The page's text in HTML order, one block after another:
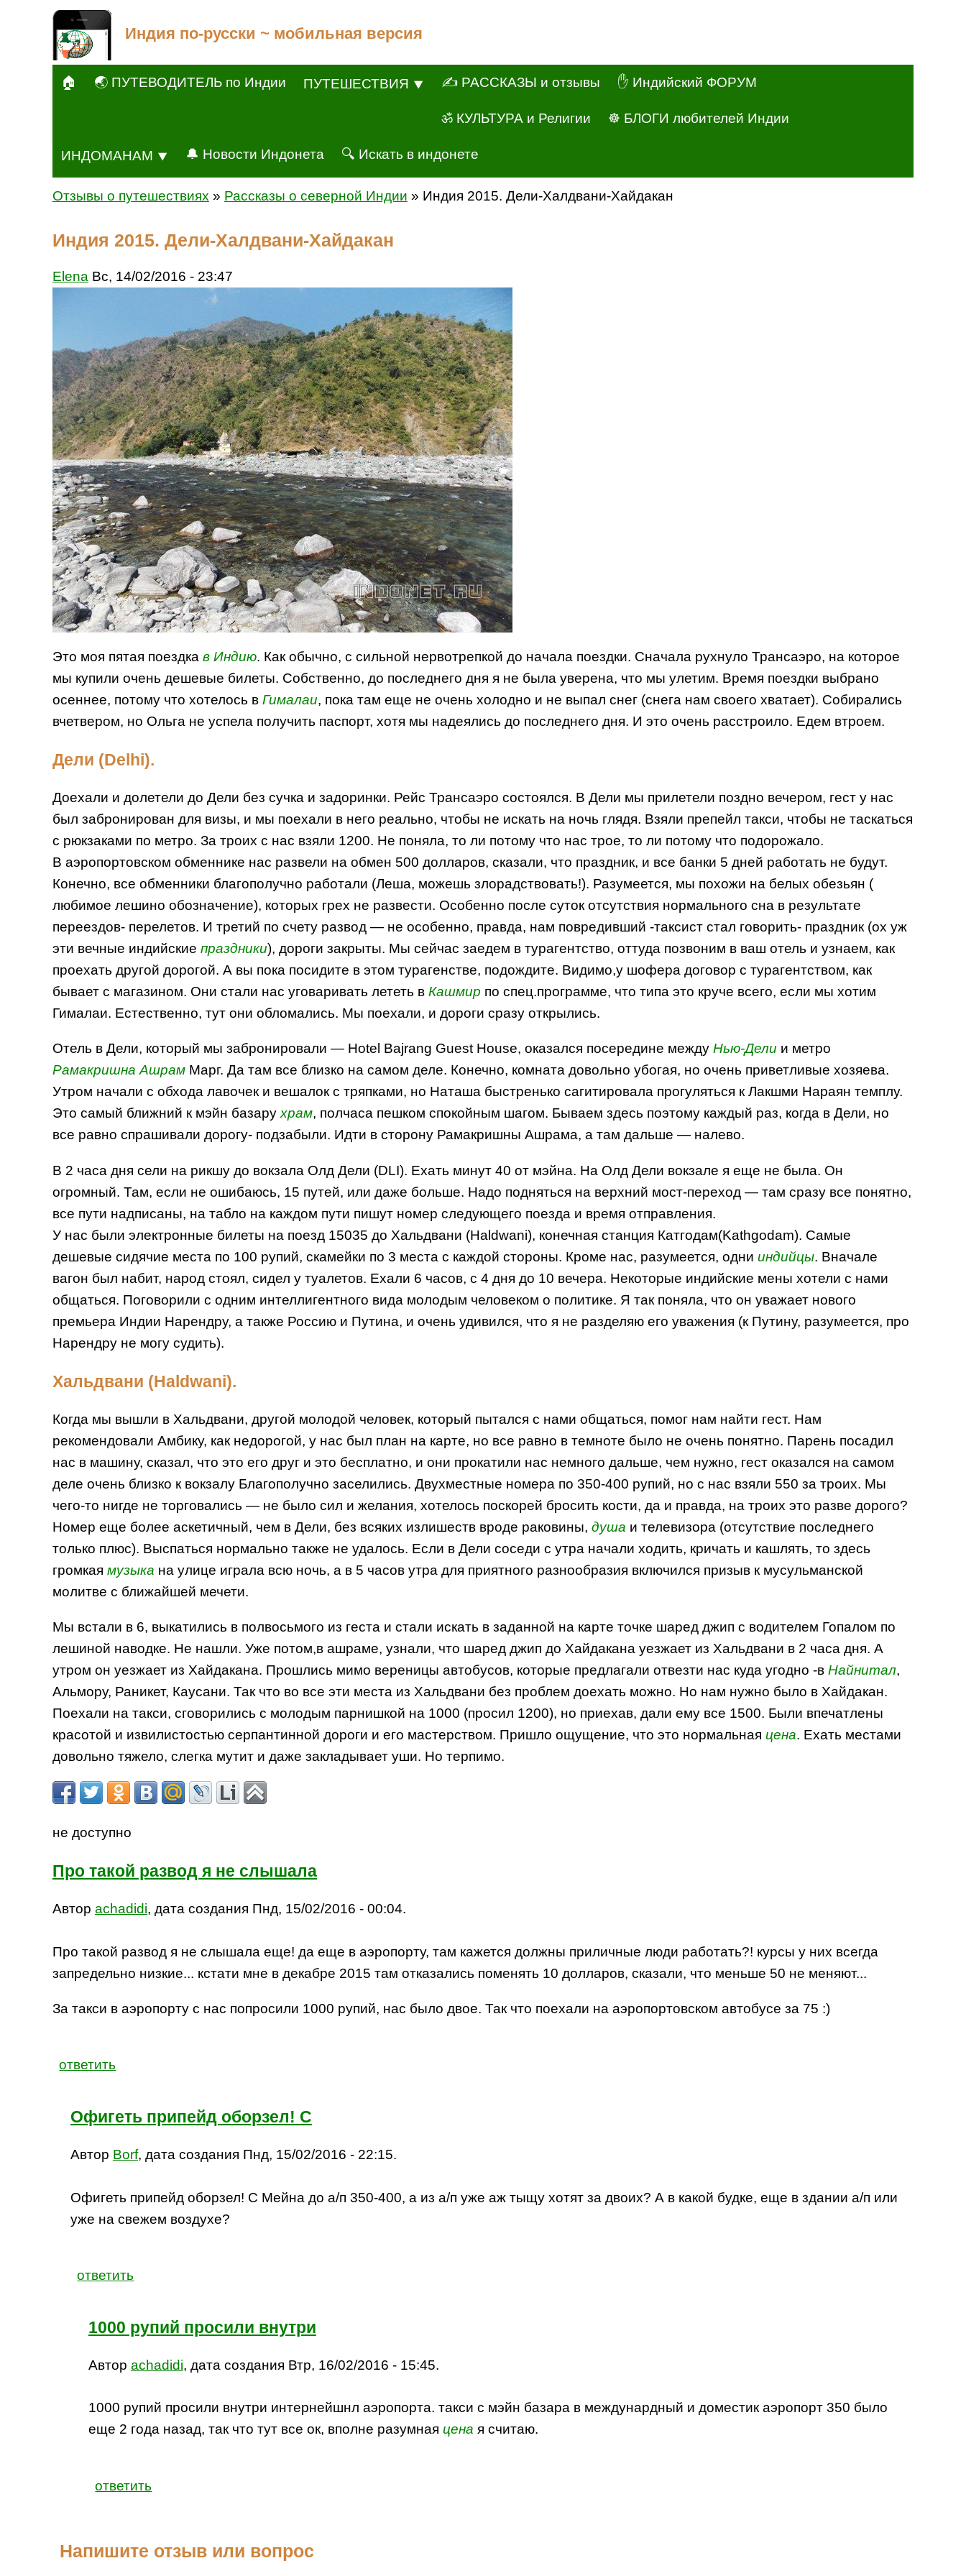
Индия по-русски ~ мобильная версия
🏠 🌏 ПУТЕВОДИТЕЛЬ по Индии ПУТЕШЕСТВИЯ ⯆ ✍ РАССКАЗЫ и отзывы ✋ Индийский ФОРУМ
ॐ КУЛЬТУРА и Религии ☸ БЛОГИ любителей Индии
ИНДОМАНАМ ⯆ 🔔 Новости Индонета 🔍 Искать в индонете
Отзывы о путешествиях » Рассказы о северной Индии » Индия 2015. Дели-Халдвани-Хайдакан
Индия 2015. Дели-Халдвани-Хайдакан
Elena Вс, 14/02/2016 - 23:47
Это моя пятая поездка в Индию. Как обычно, с сильной нервотрепкой до начала поездки. Сначала рухнуло Трансаэро, на которое
мы купили очень дешевые билеты. Собственно, до последнего дня я не была уверена, что мы улетим. Время поездки выбрано
осеннее, потому что хотелось в Гималаи, пока там еще не очень холодно и не выпал снег (снега нам своего хватает). Собирались
вчетвером, но Ольга не успела получить паспорт, хотя мы надеялись до последнего дня. И это очень расстроило. Едем втроем.
Дели (Delhi).
Доехали и долетели до Дели без сучка и задоринки. Рейс Трансаэро состоялся. В Дели мы прилетели поздно вечером, гест у нас
был забронирован для визы, и мы поехали в него реально, чтобы не искать на ночь глядя. Взяли препейл такси, чтобы не таскаться
с рюкзаками по метро. За троих с нас взяли 1200. Не поняла, то ли потому что нас трое, то ли потому что подорожало.
В аэропортовском обменнике нас развели на обмен 500 долларов, сказали, что праздник, и все банки 5 дней работать не будут.
Конечно, все обменники благополучно работали (Леша, можешь злорадствовать!). Разумеется, мы похожи на белых обезьян (
любимое лешино обозначение), которых грех не развести. Особенно после суток отсутствия нормального сна в результате
переездов- перелетов. И третий по счету развод — не особенно, правда, нам повредивший -таксист стал говорить- праздник (ох уж
эти вечные индийские праздники), дороги закрыты. Мы сейчас заедем в турагентство, оттуда позвоним в ваш отель и узнаем, как
проехать другой дорогой. А вы пока посидите в этом турагенстве, подождите. Видимо,у шофера договор с турагентством, как
бывает с магазином. Они стали нас уговаривать лететь в Кашмир по спец.программе, что типа это круче всего, если мы хотим
Гималаи. Естественно, тут они обломались. Мы поехали, и дороги сразу открылись.
Отель в Дели, который мы забронировали — Hotel Bajrang Guest House, оказался посередине между Нью-Дели и метро
Рамакришна АшрамМарг. Да там все близко на самом деле. Конечно, комната довольно убогая, но очень приветливые хозяева.
Утром начали с обхода лавочек и вешалок с тряпками, но Наташа быстренько сагитировала прогуляться к Лакшми Нараян темплу.
Это самый ближний к мэйн базарухрам, полчаса пешком спокойным шагом. Бываем здесь поэтому каждый раз, когда в Дели, но
все равно спрашивали дорогу- подзабыли. Идти в сторону Рамакришны Ашрама, а там дальше — налево.
В 2 часа дня сели на рикшу до вокзала Олд Дели (DLI). Ехать минут 40 от мэйна. На Олд Дели вокзале я еще не была. Он
огромный. Там, если не ошибаюсь, 15 путей, или даже больше. Надо подняться на верхний мост-переход — там сразу все понятно,
все пути надписаны, на табло на каждом пути пишут номер следующего поезда и время отправления.
У нас были электронные билеты на поезд 15035 до Хальдвани (Haldwani), конечная станция Катгодам(Kathgodam). Самые
дешевые сидячие места по 100 рупий, скамейки по 3 места с каждой стороны. Кроме нас, разумеется, одни индийцы. Вначале
вагон был набит, народ стоял, сидел у туалетов. Ехали 6 часов, с 4 дня до 10 вечера. Некоторые индийские мены хотели с нами
общаться. Поговорили с одним интеллигентного вида молодым человеком о политике. Я так поняла, что он уважает нового
премьера Индии Нарендру, а также Россию и Путина, и очень удивился, что я не разделяю его уважения (к Путину, разумеется, про
Нарендру не могу судить).
Хальдвани (Haldwani).
Когда мы вышли в Хальдвани, другой молодой человек, который пытался с нами общаться, помог нам найти гест. Нам
рекомендовали Амбику, как недорогой, у нас был план на карте, но все равно в темноте было не очень понятно. Парень посадил
нас в машину, сказал, что это его друг и это бесплатно, и они прокатили нас немного дальше, чем нужно, гест оказался на самом
деле очень близко к вокзалу Благополучно заселились. Двухместные номера по 350-400 рупий, но с нас взяли 550 за троих. Мы
чего-то нигде не торговались — не было сил и желания, хотелось поскорей бросить кости, да и правда, на троих это разве дорого?
Номер еще более аскетичный, чем в Дели, без всяких излишеств вроде раковины, душа и телевизора (отсутствие последнего
только плюс). Выспаться нормально также не удалось. Если в Дели соседи с утра начали ходить, кричать и кашлять, то здесь
громкая музыка на улице играла всю ночь, а в 5 часов утра для приятного разнообразия включился призыв к мусульманской
молитве с ближайшей мечети.
Мы встали в 6, выкатились в полвосьмого из геста и стали искать в заданной на карте точке шаред джип с водителем Гопалом по
лешиной наводке. Не нашли. Уже потом,в ашраме, узнали, что шаред джип до Хайдакана уезжает из Хальдвани в 2 часа дня. А
утром он уезжает из Хайдакана. Прошлись мимо вереницы автобусов, которые предлагали отвезти нас куда угодно -в Найнитал,
Альмору, Раникет, Каусани. Так что во все эти места из Хальдвани без проблем доехать можно. Но нам нужно было в Хайдакан.
Поехали на такси, сговорились с молодым парнишкой на 1000 (просил 1200), но приехав, дали ему все 1500. Были впечатлены
красотой и извилистостью серпантинной дороги и его мастерством. Пришло ощущение, что это нормальная цена. Ехать местами
довольно тяжело, слегка мутит и даже закладывает уши. Но терпимо.
не доступно
Про такой развод я не слышала
Автор achadidi, дата создания Пнд, 15/02/2016 - 00:04.
Про такой развод я не слышала еще! да еще в аэропорту, там кажется должны приличные люди работать?! курсы у них всегда
запредельно низкие... кстати мне в декабре 2015 там отказались поменять 10 долларов, сказали, что меньше 50 не меняют...
За такси в аэропорту с нас попросили 1000 рупий, нас было двое. Так что поехали на аэропортовском автобусе за 75 :)
ответить
Офигеть припейд оборзел! С
Автор Borf, дата создания Пнд, 15/02/2016 - 22:15.
Офигеть припейд оборзел! С Мейна до а/п 350-400, а из а/п уже аж тыщу хотят за двоих? А в какой будке, еще в здании а/п или
уже на свежем воздухе?
ответить
1000 рупий просили внутри
Автор achadidi, дата создания Втр, 16/02/2016 - 15:45.
1000 рупий просили внутри интернейшнл аэропорта. такси с мэйн базара в междунардный и доместик аэропорт 350 было
еще 2 года назад, так что тут все ок, вполне разумная цена я считаю.
ответить
Напишите отзыв или вопрос